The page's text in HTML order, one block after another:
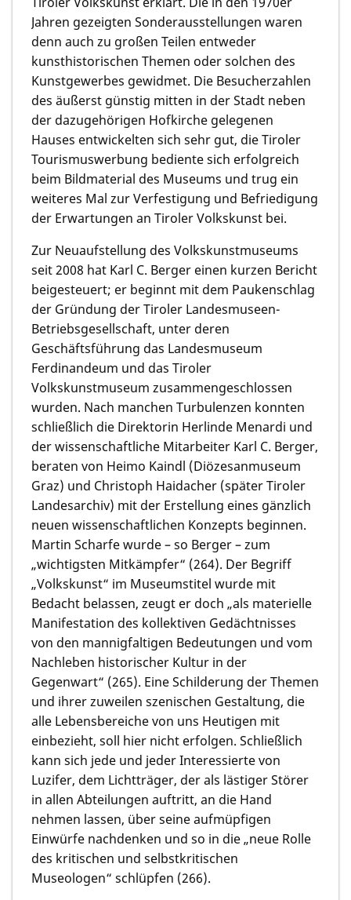
Jahren gezeigten Sonderausstellungen waren
denn auch zu großen Teilen entweder
kunsthistorischen Themen oder solchen des
Kunstgewerbes gewidmet. Die Besucherzahlen
des äußerst günstig mitten in der Stadt neben
der dazugehörigen Hofkirche gelegenen
Hauses entwickelten sich sehr gut, die Tiroler
Tourismuswerbung bediente sich erfolgreich
beim Bildmaterial des Museums und trug ein
weiteres Mal zur Verfestigung und Befriedigung
der Erwartungen an Tiroler Volkskunst bei.
Zur Neuaufstellung des Volkskunstmuseums
seit 2008 hat Karl C. Berger einen kurzen Bericht
beigesteuert; er beginnt mit dem Paukenschlag
der Gründung der Tiroler Landesmuseen-
Betriebsgesellschaft, unter deren
Geschäftsführung das Landesmuseum
Ferdinandeum und das Tiroler
Volkskunstmuseum zusammengeschlossen
wurden. Nach manchen Turbulenzen konnten
schließlich die Direktorin Herlinde Menardi und
der wissenschaftliche Mitarbeiter Karl C. Berger,
beraten von Heimo Kaindl (Diözesanmuseum
Graz) und Christoph Haidacher (später Tiroler
Landesarchiv) mit der Erstellung eines gänzlich
neuen wissenschaftlichen Konzepts beginnen.
Martin Scharfe wurde – so Berger – zum
„wichtigsten Mitkämpfer“ (264). Der Begriff
„Volkskunst“ im Museumstitel wurde mit
Bedacht belassen, zeugt er doch „als materielle
Manifestation des kollektiven Gedächtnisses
von den mannigfaltigen Bedeutungen und vom
Nachleben historischer Kultur in der
Gegenwart“ (265). Eine Schilderung der Themen
und ihrer zuweilen szenischen Gestaltung, die
alle Lebensbereiche von uns Heutigen mit
einbezieht, soll hier nicht erfolgen. Schließlich
kann sich jede und jeder Interessierte von
Luzifer, dem Lichtträger, der als lästiger Störer
in allen Abteilungen auftritt, an die Hand
nehmen lassen, über seine aufmüpfigen
Einwürfe nachdenken und so in die „neue Rolle
des kritischen und selbstkritischen
Museologen“ schlüpfen (266).